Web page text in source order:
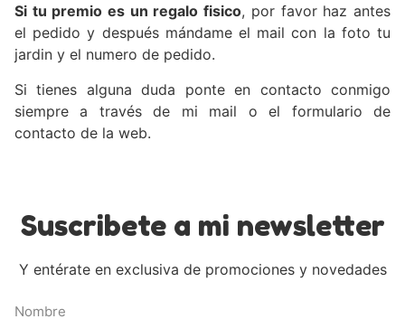
Si tu premio es un regalo fisico, por favor haz antes
el pedido y después mándame el mail con la foto tu
jardin y el numero de pedido.
Si tienes alguna duda ponte en contacto conmigo
siempre a través de mi mail o el formulario de
contacto de la web.
Suscribete a mi newsletter
Y entérate en exclusiva de promociones y novedades